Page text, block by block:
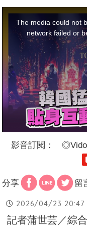
The media could not
network failed or
影音訂閱： ◎
分享 留
2026/04/23 20:47
記者蒲世芸／綜